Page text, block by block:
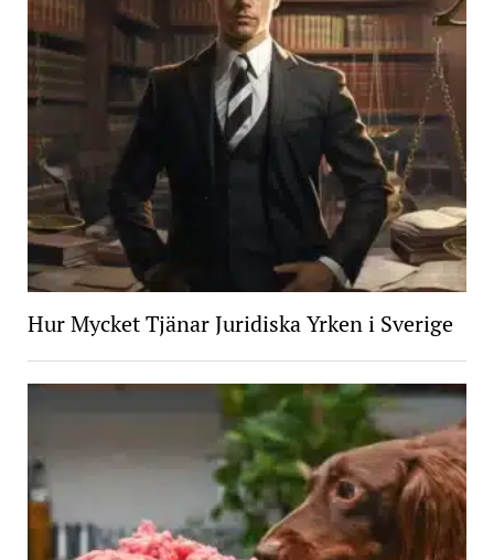
Hur Mycket Tjänar Juridiska Yrken i Sverige